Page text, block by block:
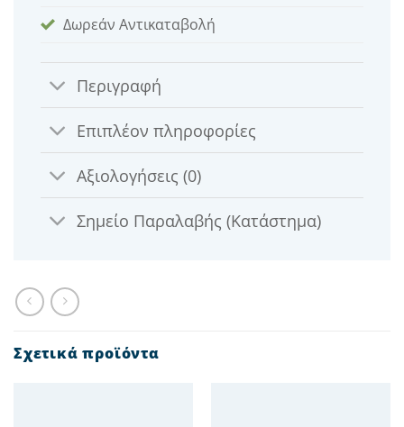
Δωρεάν Αντικαταβολή
Περιγραφή
Επιπλέον πληροφορίες
Αξιολογήσεις (0)
Σημείο Παραλαβής (Κατάστημα)
Σχετικά προϊόντα